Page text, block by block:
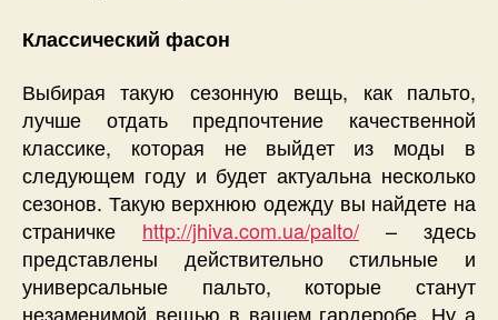
Классический фасон
Выбирая такую сезонную вещь, как пальто,
лучше отдать предпочтение качественной
классике, которая не выйдет из моды в
следующем году и будет актуальна несколько
сезонов. Такую верхнюю одежду вы найдете на
страничке http://jhiva.com.ua/palto/ – здесь
представлены действительно стильные и
универсальные пальто, которые станут
незаменимой вещью в вашем гардеробе. Ну а